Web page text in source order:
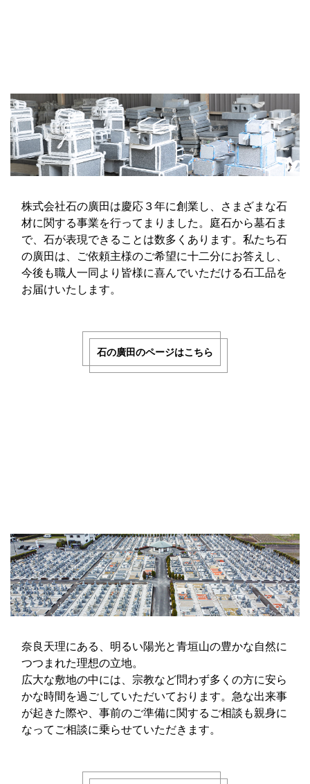
株式会社石の廣田は慶応３年に創業し、さまざまな石
材に関する事業を行ってまりました。庭石から墓石ま
で、石が表現できることは数多くあります。私たち石
の廣田は、ご依頼主様のご希望に十二分にお答えし、
今後も職人一同より皆様に喜んでいただける石工品を
お届けいたします。
石の廣田のページはこちら
奈良天理にある、明るい陽光と青垣山の豊かな自然に
つつまれた理想の立地。
広大な敷地の中には、宗教など問わず多くの方に安ら
かな時間を過ごしていただいております。急な出来事
が起きた際や、事前のご準備に関するご相談も親身に
なってご相談に乗らせていただきます。